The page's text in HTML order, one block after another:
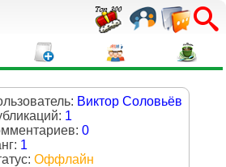
Виктор Соловьёв
1
0
1
Оффлайн